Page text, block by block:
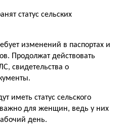
статус сельских
изменений в паспортах и
Продолжат действовать
свидетельства о
иметь статус сельского
для женщин, ведь у них
день.